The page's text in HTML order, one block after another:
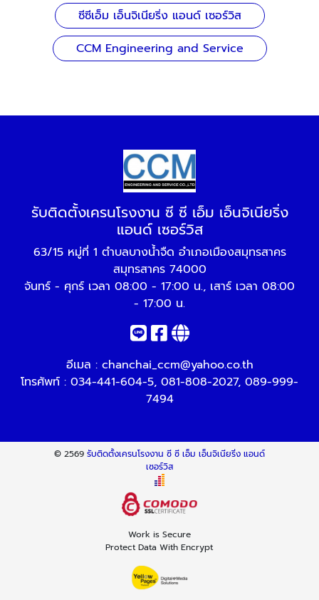
ซีซีเอ็ม เอ็นจิเนียริ่ง แอนด์ เซอร์วิส
CCM Engineering and Service
รับติดตั้งเครนโรงงาน ซี ซี เอ็ม เอ็นจิเนียริ่ง
แอนด์ เซอร์วิส
63/15 หมู่ที่ 1 ตำบลบางน้ำจืด อำเภอเมืองสมุทรสาคร
สมุทรสาคร 74000
จันทร์ - ศุกร์ เวลา 08:00 - 17:00 น., เสาร์ เวลา 08:00
- 17:00 น.
อีเมล : chanchai_ccm@yahoo.co.th
โทรศัพท์ : 034-441-604-5, 081-808-2027, 089-999-
7494
© 2569 รับติดตั้งเครนโรงงาน ซี ซี เอ็ม เอ็นจิเนียริ่ง แอนด์
เซอร์วิส
Work is Secure
Protect Data With Encrypt